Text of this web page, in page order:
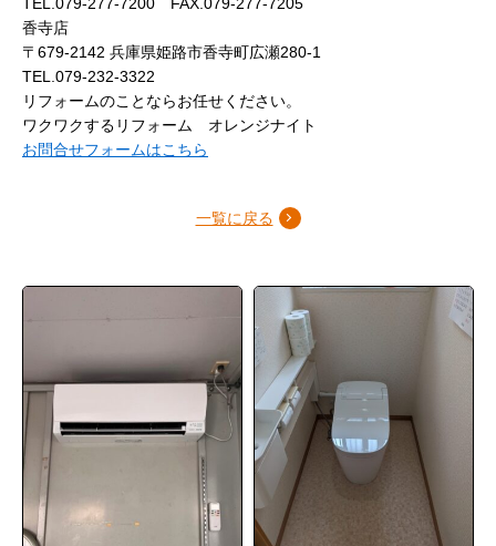
香寺店
〒679-2142 兵庫県姫路市香寺町広瀬280-1
TEL.079-232-3322
リフォームのことならお任せください。
ワクワクするリフォーム オレンジナイト
お問合せフォームはこちら
一覧に戻る